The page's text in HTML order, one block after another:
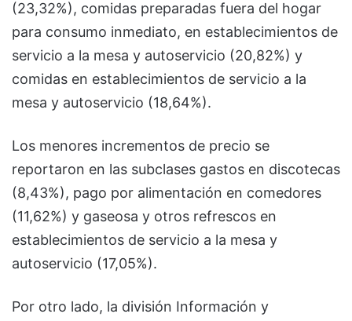
(23,32%), comidas preparadas fuera del hogar
para consumo inmediato, en establecimientos de
servicio a la mesa y autoservicio (20,82%) y
comidas en establecimientos de servicio a la
mesa y autoservicio (18,64%).
Los menores incrementos de precio se
reportaron en las subclases gastos en discotecas
(8,43%), pago por alimentación en comedores
(11,62%) y gaseosa y otros refrescos en
establecimientos de servicio a la mesa y
autoservicio (17,05%).
Por otro lado, la división Información y